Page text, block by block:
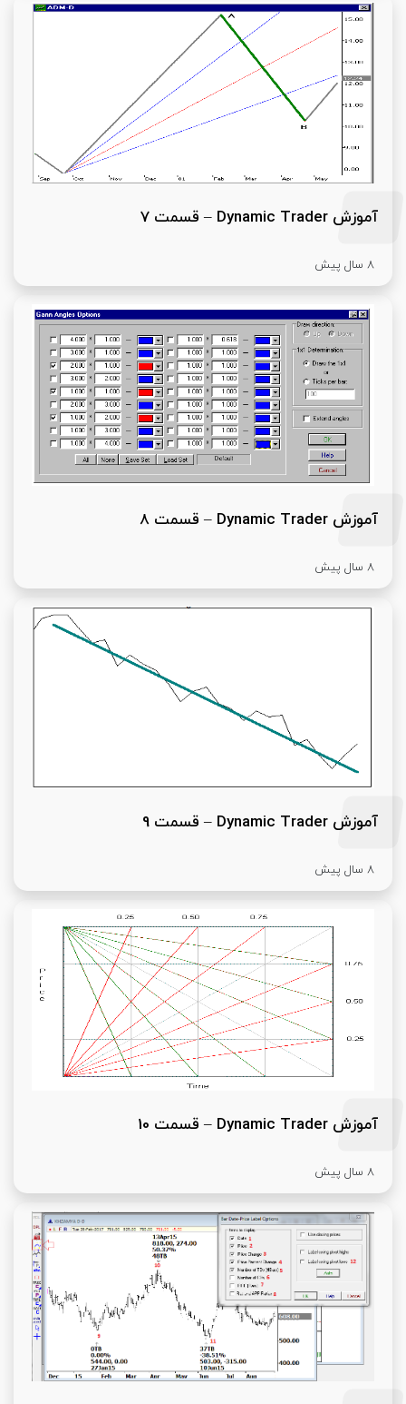
آموزش Dynamic Trader – قسمت 7
8 سال پیش
آموزش Dynamic Trader – قسمت 8
8 سال پیش
آموزش Dynamic Trader – قسمت 9
8 سال پیش
آموزش Dynamic Trader – قسمت 10
8 سال پیش